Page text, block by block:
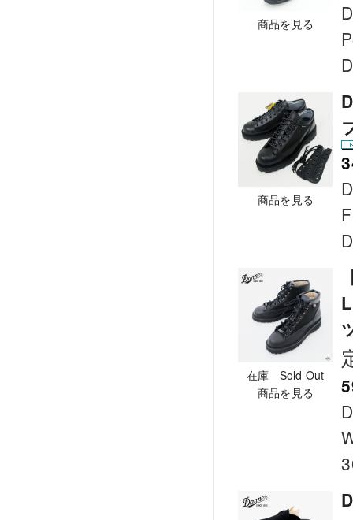
商品を見る
商品を見る
在庫 Sold Out
商品を見る